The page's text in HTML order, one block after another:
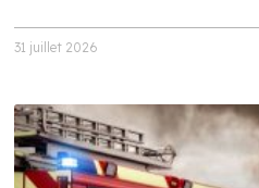
31 juillet 2026